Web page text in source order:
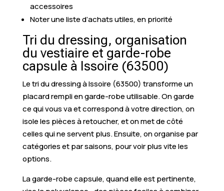
accessoires
Noter une liste d’achats utiles, en priorité
Tri du dressing, organisation
du vestiaire et garde-robe
capsule à Issoire (63500)
Le tri du dressing à Issoire (63500) transforme un
placard rempli en garde-robe utilisable. On garde
ce qui vous va et correspond à votre direction, on
isole les pièces à retoucher, et on met de côté
celles qui ne servent plus. Ensuite, on organise par
catégories et par saisons, pour voir plus vite les
options.
La garde-robe capsule, quand elle est pertinente,